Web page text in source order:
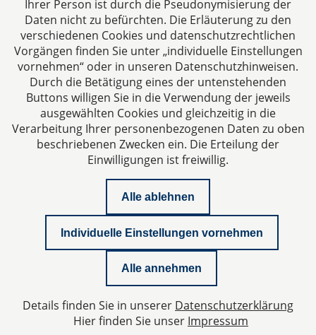
Impressum
Datenschutzerklärung
Newsletter
Datenschutzeinstellungen
Ihrer Person ist durch die Pseudonymisierung der
Daten nicht zu befürchten. Die Erläuterung zu den
verschiedenen Cookies und datenschutzrechtlichen
Vorgängen finden Sie unter „individuelle Einstellungen
vornehmen“ oder in unseren Datenschutzhinweisen.
Durch die Betätigung eines der untenstehenden
Buttons willigen Sie in die Verwendung der jeweils
ausgewählten Cookies und gleichzeitig in die
Verarbeitung Ihrer personenbezogenen Daten zu oben
beschriebenen Zwecken ein. Die Erteilung der
Einwilligungen ist freiwillig.
Alle ablehnen
Individuelle Einstellungen vornehmen
Alle annehmen
Details finden Sie in unserer Datenschutzerklärung
Hier finden Sie unser Impressum